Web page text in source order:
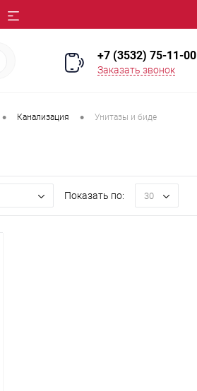
+7 (3532) 75-11-00
Заказать звонок
• Канализация • Унитазы и биде
Показать по: 30